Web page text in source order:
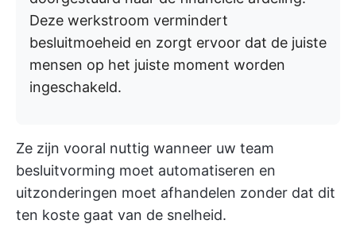
Deze werkstroom vermindert
besluitmoeheid en zorgt ervoor dat de juiste
mensen op het juiste moment worden
ingeschakeld.
Ze zijn vooral nuttig wanneer uw team
besluitvorming moet automatiseren en
uitzonderingen moet afhandelen zonder dat dit
ten koste gaat van de snelheid.